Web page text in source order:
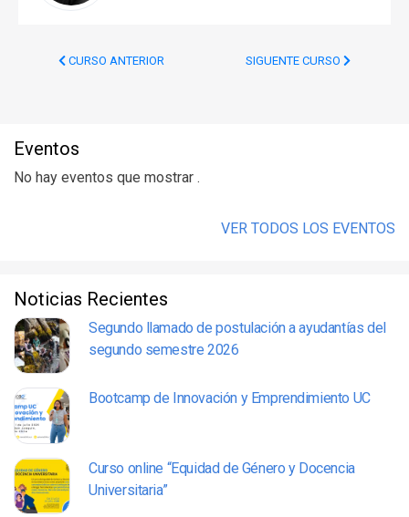
CURSO ANTERIOR SIGUENTE CURSO
Eventos
No hay eventos que mostrar .
VER TODOS LOS EVENTOS
Noticias Recientes
Segundo llamado de postulación a ayudantías del
segundo semestre 2026
Bootcamp de Innovación y Emprendimiento UC
Curso online “Equidad de Género y Docencia
Universitaria”